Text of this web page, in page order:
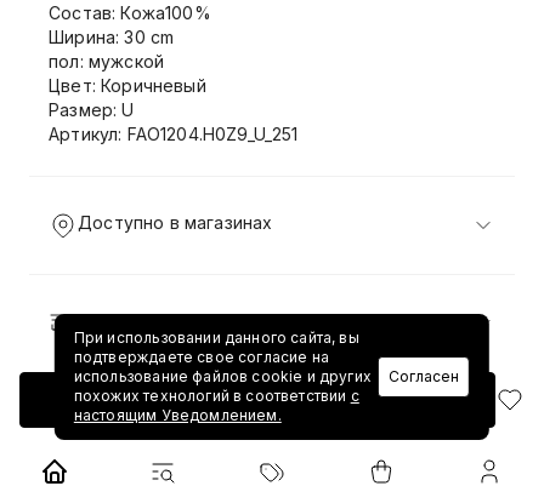
Добавить в корзину
Состав: Кожа100%
Ширина: 30 cm
пол: мужской
Цвет: Коричневый
Размер: U
Артикул: FAO1204.H0Z9_U_251
Доступно в магазинах
Доставка и возврат
При использовании данного сайта, вы
подтверждаете свое согласие на
использование файлов cookie и других
похожих технологий в соответствии с
настоящим Уведомлением.
Согласен